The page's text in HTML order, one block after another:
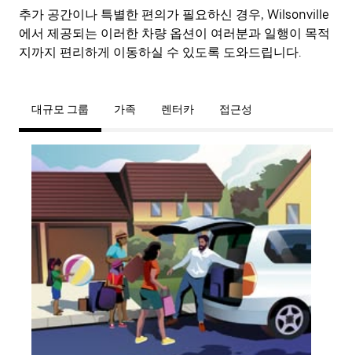
추가 공간이나 특별한 편의가 필요하신 경우, Wilsonville
에서 제공되는 이러한 차량 옵션이 여러분과 일행이 목적
지까지 편리하게 이동하실 수 있도록 도와드립니다.
대규모 그룹 가족 렌터카 접근성